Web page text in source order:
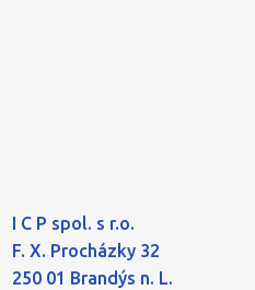
I C P spol. s r.o.
F. X. Procházky 32
250 01 Brandýs n. L.